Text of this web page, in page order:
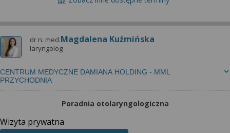
dr n. med.Magdalena Kuźmińska
laryngolog
CENTRUM MEDYCZNE DAMIANA HOLDING - MML
PRZYCHODNIA
Poradnia otolaryngologiczna
Wizyta prywatna